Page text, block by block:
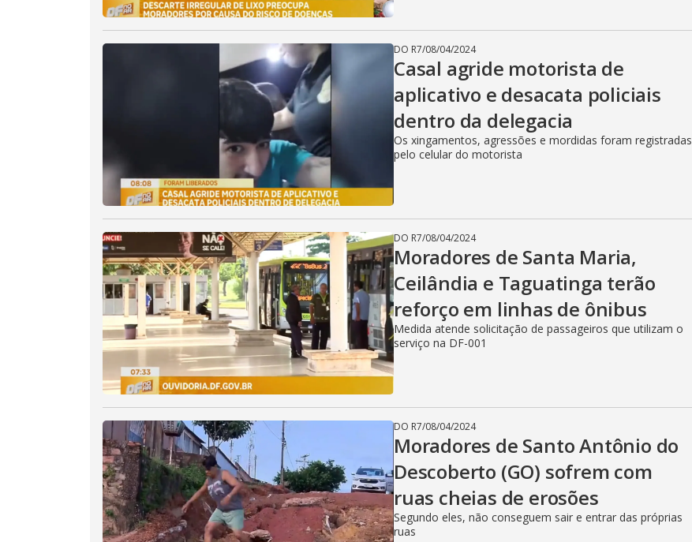
DO R7/08/04/2024
Casal agride motorista de
aplicativo e desacata policiais
dentro da delegacia
Os xingamentos, agressões e mordidas foram registradas
pelo celular do motorista
DO R7/08/04/2024
Moradores de Santa Maria,
Ceilândia e Taguatinga terão
reforço em linhas de ônibus
Medida atende solicitação de passageiros que utilizam o
serviço na DF-001
DO R7/08/04/2024
Moradores de Santo Antônio do
Descoberto (GO) sofrem com
ruas cheias de erosões
Segundo eles, não conseguem sair e entrar das próprias
ruas